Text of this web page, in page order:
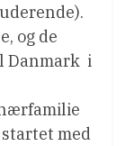
og de
 i
startet med